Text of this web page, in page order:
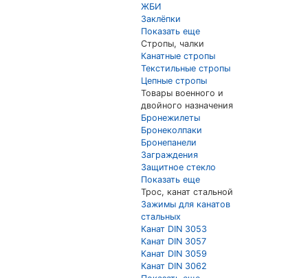
ЖБИ
Заклёпки
Показать еще
Стропы, чалки
Канатные стропы
Текстильные стропы
Цепные стропы
Товары военного и
двойного назначения
Бронежилеты
Бронеколпаки
Бронепанели
Заграждения
Защитное стекло
Показать еще
Трос, канат стальной
Зажимы для канатов
стальных
Канат DIN 3053
Канат DIN 3057
Канат DIN 3059
Канат DIN 3062